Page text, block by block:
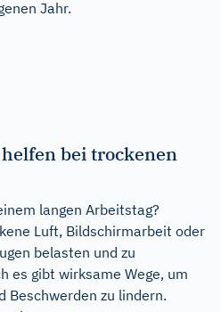
Jahr.
bei trockenen
langen Arbeitstag?
Luft, Bildschirmarbeit oder
belasten und zu
es gibt wirksame Wege, um
Beschwerden zu lindern.